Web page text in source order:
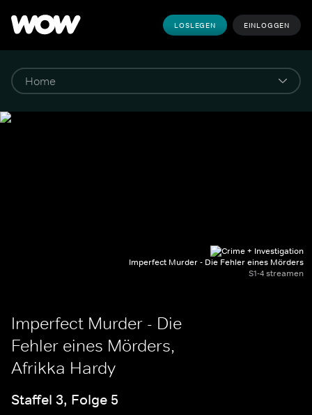
LOSLEGEN EINLOGGEN
Imperfect Murder - Die Fehler eines Mörders
S1-4 streamen
Imperfect Murder - Die
Fehler eines Mörders,
Afrikka Hardy
Staffel 3, Folge 5